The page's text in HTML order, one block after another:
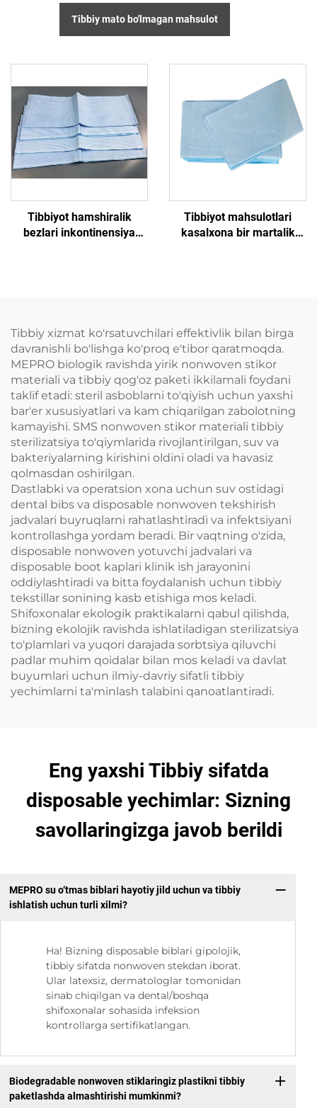
Tibbiy mato bo'lmagan mahsulot
Tibbiyot hamshiralik
bezlari inkontinensiya
Tibbiyot mahsulotlari
kasalxona bir martalik
Tibbiy xizmat ko'rsatuvchilari effektivlik bilan birga
davranishli bo'lishga ko'proq e'tibor qaratmoqda.
MEPRO biologik ravishda yirik nonwoven stikor
materiali va tibbiy qog'oz paketi ikkilamali foydani
taklif etadi: steril asboblarni to'qiyish uchun yaxshi
bar'er xususiyatlari va kam chiqarilgan zabolotning
kamayishi. SMS nonwoven stikor materiali tibbiy
sterilizatsiya to'qiymlarida rivojlantirilgan, suv va
bakteriyalarning kirishini oldini oladi va havasiz
qolmasdan oshirilgan.
Dastlabki va operatsion xona uchun suv ostidagi
dental bibs va disposable nonwoven tekshirish
jadvalari buyruqlarni rahatlashtiradi va infektsiyani
kontrollashga yordam beradi. Bir vaqtning o'zida,
disposable nonwoven yotuvchi jadvalari va
disposable boot kaplari klinik ish jarayonini
oddiylashtiradi va bitta foydalanish uchun tibbiy
tekstillar sonining kasb etishiga mos keladi.
Shifoxonalar ekologik praktikalarni qabul qilishda,
bizning ekolojik ravishda ishlatiladigan sterilizatsiya
to'plamlari va yuqori darajada sorbtsiya qiluvchi
padlar muhim qoidalar bilan mos keladi va davlat
buyumlari uchun ilmiy-davriy sifatli tibbiy
yechimlarni ta'minlash talabini qanoatlantiradi.
Eng yaxshi Tibbiy sifatda
disposable yechimlar: Sizning
savollaringizga javob berildi
MEPRO su o‘tmas biblari hayotiy jild uchun va tibbiy
ishlatish uchun turli xilmi?
Ha! Bizning disposable biblari gipolojik,
tibbiy sifatda nonwoven stekdan iborat.
Ular latexsiz, dermatologlar tomonidan
sinab chiqilgan va dental/boshqa
shifoxonalar sohasida infeksion
kontrollarga sertifikatlangan.
Biodegradable nonwoven stiklaringiz plastikni tibbiy
paketlashda almashtirishi mumkinmi?